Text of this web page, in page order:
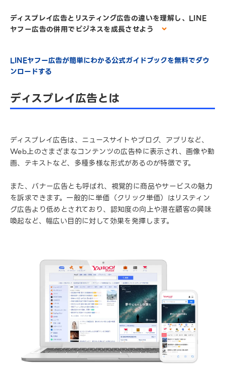
ディスプレイ広告とリスティング広告の違いを理解し、LINE
ヤフー広告の併用でビジネスを成長させよう
LINEヤフー広告が簡単にわかる公式ガイドブックを無料でダウ
ンロードする
ディスプレイ広告とは
ディスプレイ広告は、ニュースサイトやブログ、アプリなど、
Web上のさまざまなコンテンツの広告枠に表示され、画像や動
画、テキストなど、多種多様な形式があるのが特徴です。
また、バナー広告とも呼ばれ、視覚的に商品やサービスの魅力
を訴求できます。一般的に単価（クリック単価）はリスティン
グ広告より低めとされており、認知度の向上や潜在顧客の興味
喚起など、幅広い目的に対して効果を発揮します。